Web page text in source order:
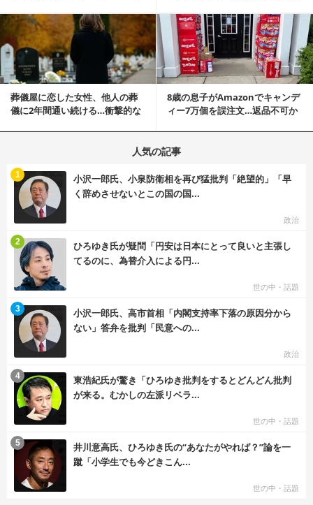
葬儀屋に恋した女性、他人の葬
儀に2年間通い続ける…衝撃的な
8歳の息子がAmazonでキャンデ
ィー7万個を誤注文…返品不可か
記事を読む
人気の記事
小沢一郎氏、小泉防衛相を再び猛批判「絶望的」「早
く辞めさせないとこの国の国...
政治
1
ひろゆき氏が疑問「円安は日本にとって良いと主張し
てるのに、為替介入による円...
世の中・話題
2
小沢一郎氏、高市首相「内閣支持率下落の原因分から
ない」答弁を批判「民意への...
政治
3
東浩紀氏が驚き「ひろゆき批判をするとどんどん批判
が来る。むかしの左派リベラ...
世の中・話題
4
井川意高氏、ひろゆき氏の“あなたがやれば？”論を一
蹴「小学生でも今どきこん...
世の中・話題
5